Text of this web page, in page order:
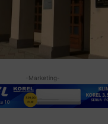
-Marketing-